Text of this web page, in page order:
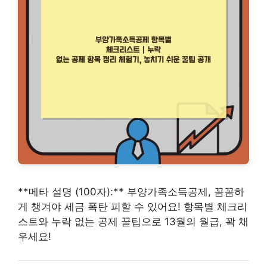
**메타 설명 (100자):** 부양가족소득공제, 꼼꼼하
게 챙겨야 세금 폭탄 피할 수 있어요! 항목별 체크리
스트와 누락 없는 공제 꿀팁으로 13월의 월급, 꽉 채
우세요!